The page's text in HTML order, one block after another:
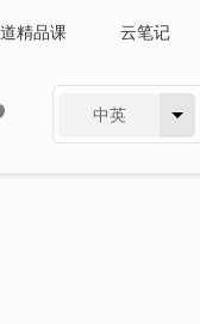
精品课 云笔记
中英